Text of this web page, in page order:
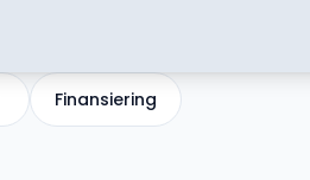
Finansiering